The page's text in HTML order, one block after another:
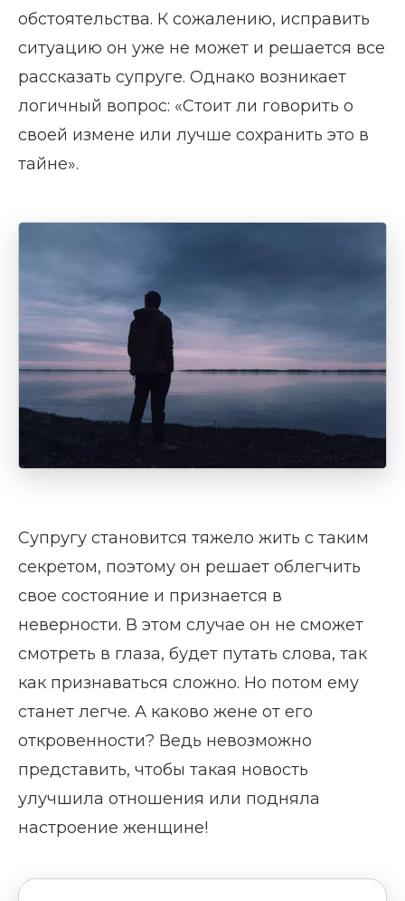
обстоятельства. К сожалению, исправить
ситуацию он уже не может и решается все
рассказать супруге. Однако возникает
логичный вопрос: «Стоит ли говорить о
своей измене или лучше сохранить это в
тайне».
Супругу становится тяжело жить с таким
секретом, поэтому он решает облегчить
свое состояние и признается в
неверности. В этом случае он не сможет
смотреть в глаза, будет путать слова, так
как признаваться сложно. Но потом ему
станет легче. А каково жене от его
откровенности? Ведь невозможно
представить, чтобы такая новость
улучшила отношения или подняла
настроение женщине!